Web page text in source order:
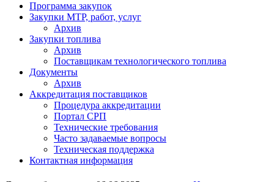
Программа закупок
Закупки МТР, работ, услуг
Архив
Закупки топлива
Архив
Поставщикам технологического топлива
Документы
Архив
Аккредитация поставщиков
Процедура аккредитации
Портал СРП
Технические требования
Часто задаваемые вопросы
Техническая поддержка
Контактная информация